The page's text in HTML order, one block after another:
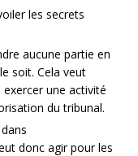
les secrets
aucune partie en
soit. Cela veut
une activité
du tribunal.
donc agir pour les